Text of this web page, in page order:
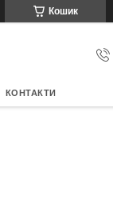
Кошик
КОНТАКТИ